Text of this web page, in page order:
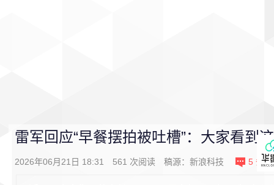
雷军回应“早餐摆拍被吐槽”：大家看到
2026年06月21日 18:31 561 次阅读 稿源： 新浪科技 5 条